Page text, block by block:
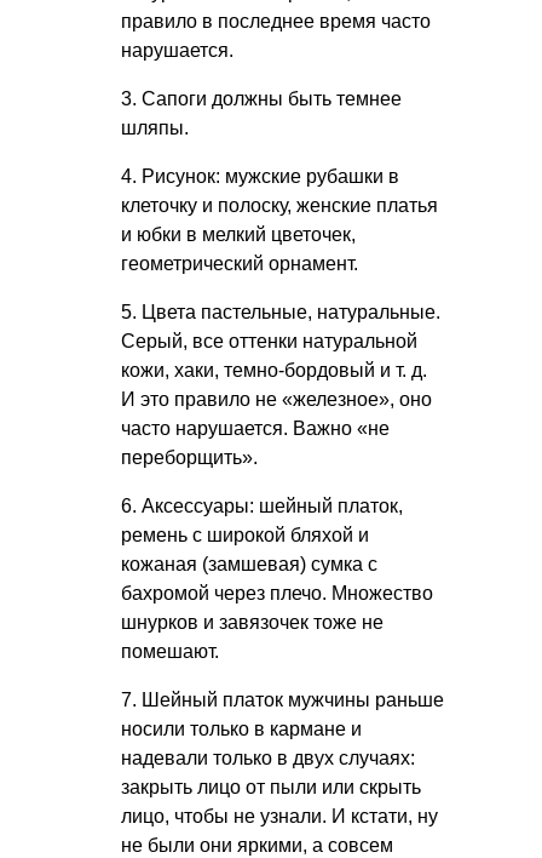
правило в последнее время часто
нарушается.
3. Сапоги должны быть темнее
шляпы.
4. Рисунок: мужские рубашки в
клеточку и полоску, женские платья
и юбки в мелкий цветочек,
геометрический орнамент.
5. Цвета пастельные, натуральные.
Серый, все оттенки натуральной
кожи, хаки, темно-бордовый и т. д.
И это правило не «железное», оно
часто нарушается. Важно «не
переборщить».
6. Аксессуары: шейный платок,
ремень с широкой бляхой и
кожаная (замшевая) сумка с
бахромой через плечо. Множество
шнурков и завязочек тоже не
помешают.
7. Шейный платок мужчины раньше
носили только в кармане и
надевали только в двух случаях:
закрыть лицо от пыли или скрыть
лицо, чтобы не узнали. И кстати, ну
не были они яркими, а совсем